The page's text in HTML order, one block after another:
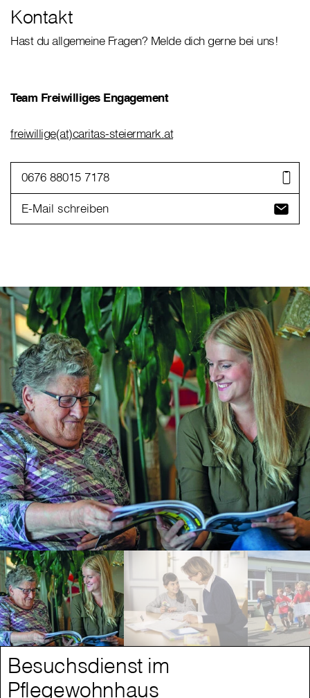
Kontakt
Hast du allgemeine Fragen? Melde dich gerne bei uns!
Team Freiwilliges Engagement
freiwillige(at)caritas-steiermark.at
0676 88015 7178
E-Mail schreiben
Besuchsdienst im
Pflegewohnhaus